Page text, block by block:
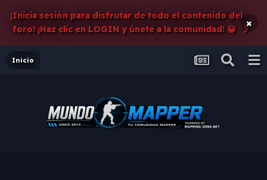
¡Inicia sesión para disfrutar de todo el contenido del
foro! ¡Haz clic en LOGIN y únete a la comunidad! 😀
×
Inicio